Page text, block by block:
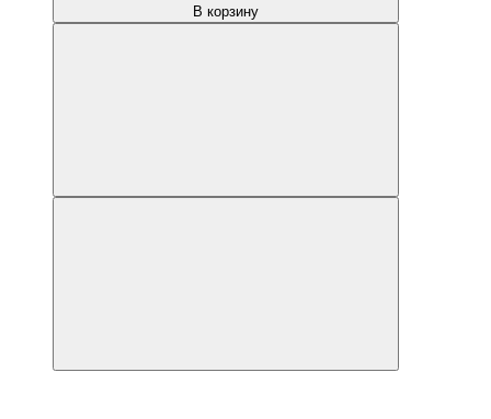
В корзину